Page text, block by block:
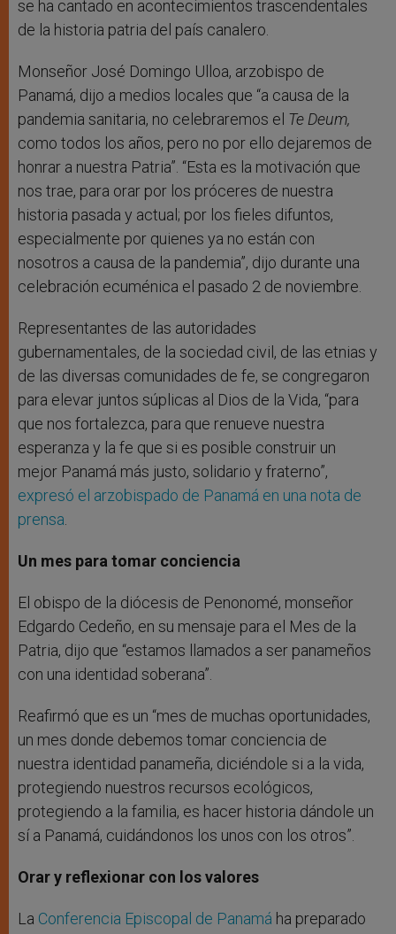
se ha cantado en acontecimientos trascendentales
de la historia patria del país canalero.
Monseñor José Domingo Ulloa, arzobispo de
Panamá, dijo a medios locales que “a causa de la
pandemia sanitaria, no celebraremos el Te Deum,
como todos los años, pero no por ello dejaremos de
honrar a nuestra Patria”. “Esta es la motivación que
nos trae, para orar por los próceres de nuestra
historia pasada y actual; por los fieles difuntos,
especialmente por quienes ya no están con
nosotros a causa de la pandemia”, dijo durante una
celebración ecuménica el pasado 2 de noviembre.
Representantes de las autoridades
gubernamentales, de la sociedad civil, de las etnias y
de las diversas comunidades de fe, se congregaron
para elevar juntos súplicas al Dios de la Vida, “para
que nos fortalezca, para que renueve nuestra
esperanza y la fe que si es posible construir un
mejor Panamá más justo, solidario y fraterno”,
expresó el arzobispado de Panamá en una nota de
prensa
Un mes para tomar conciencia
El obispo de la diócesis de Penonomé, monseñor
Edgardo Cedeño, en su mensaje para el Mes de la
Patria, dijo que “estamos llamados a ser panameños
con una identidad soberana”.
Reafirmó que es un “mes de muchas oportunidades,
un mes donde debemos tomar conciencia de
nuestra identidad panameña, diciéndole si a la vida,
protegiendo nuestros recursos ecológicos,
protegiendo a la familia, es hacer historia dándole un
sí a Panamá, cuidándonos los unos con los otros”.
Orar y reflexionar con los valores
La Conferencia Episcopal de Panamá ha preparado